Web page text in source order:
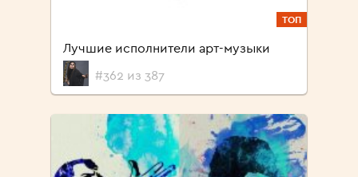
ТОП
Лучшие исполнители арт-музыки
#362 из 387